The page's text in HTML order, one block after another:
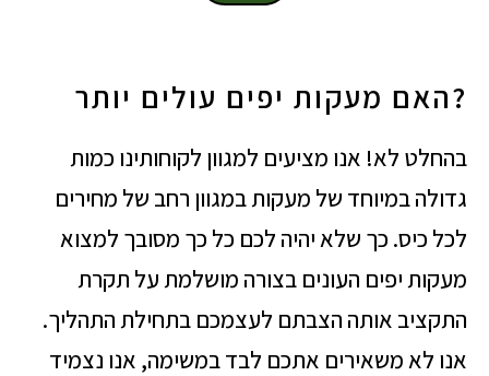
?האם מעקות יפים עולים יותר
בהחלט לא! אנו מציעים למגוון לקוחותינו כמות
גדולה במיוחד של מעקות במגוון רחב של מחירים
לכל כיס. כך שלא יהיה לכם כל כך מסובך למצוא
מעקות יפים העונים בצורה מושלמת על תקרת
התקציב אותה הצבתם לעצמכם בתחילת התהליך.
אנו לא משאירים אתכם לבד במשימה, אנו נצמיד